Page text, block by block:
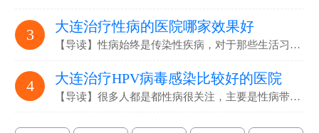
3 大连治疗性病的医院哪家效果好
【导读】性病始终是传染性疾病，对于那些生活习…
4 大连治疗HPV病毒感染比较好的医院
【导读】很多人都是都性病很关注，主要是性病带…